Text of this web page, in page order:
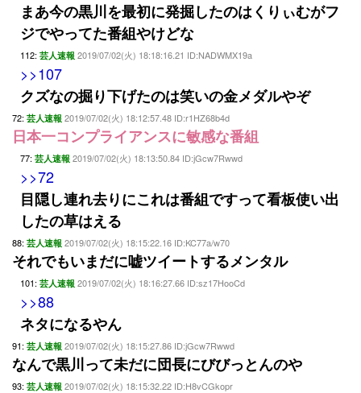
まあ今の黒川を最初に発掘したのはくりぃむがフ
ジでやってた番組やけどな
112: 芸人速報 2019/07/02(火) 18:18:16.21 ID:NADWMX19a
>>107
クズなの掘り下げたのは笑いの金メダルやぞ
72: 芸人速報 2019/07/02(火) 18:12:57.48 ID:r1HZ68b4d
日本一コンプライアンスに敏感な番組
77: 芸人速報 2019/07/02(火) 18:13:50.84 ID:jGcw7Rwwd
>>72
目隠し連れ去りにこれは番組ですって看板使い出
したの草はえる
88: 芸人速報 2019/07/02(火) 18:15:22.16 ID:KC77a/w70
それでもいまだに嘘ツイートするメンタル
101: 芸人速報 2019/07/02(火) 18:16:27.66 ID:sz17HooCd
>>88
ネタになるやん
91: 芸人速報 2019/07/02(火) 18:15:27.86 ID:jGcw7Rwwd
なんで黒川って未だに団長にびびっとんのや
93: 芸人速報 2019/07/02(火) 18:15:32.22 ID:H8vCGkopr